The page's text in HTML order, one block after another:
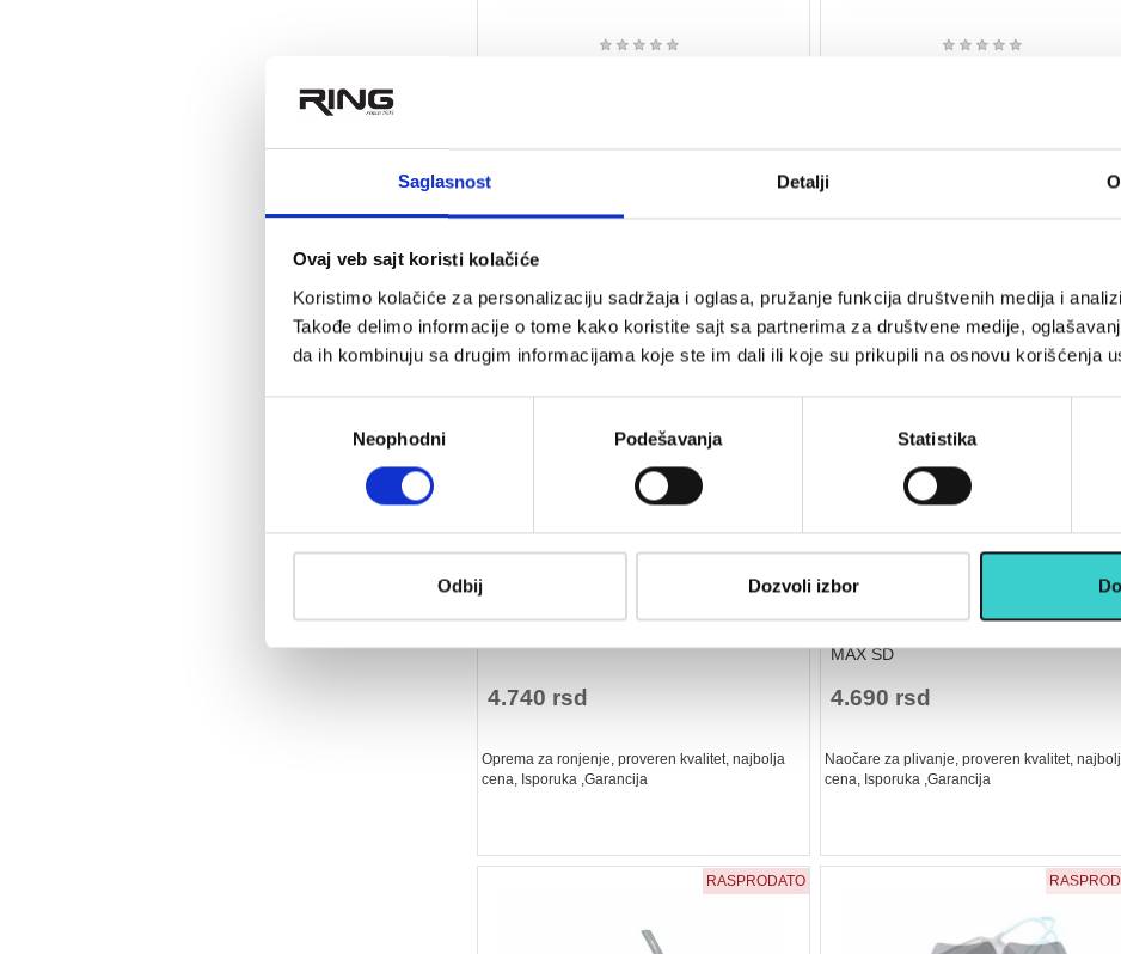
Saglasnost Detalji
Ovaj veb sajt koristi kolačiće
Koristimo kolačiće za personalizaciju sadržaja i oglasa, pružanje funkcija društvenih medija i
Takođe delimo informacije o tome kako koristite sajt sa partnerima za društvene medije,
da ih kombinuju sa drugim informacijama koje ste im dali ili koje su prikupili na osnovu korišćenja
сагласностиNeophodni Podešavanja Statistika
Odbij Dozvoli izbor
★ ★ ★ ★ ★
6.190 rsd
★ ★ ★ ★ ★
4.890 rsd
RASPRODATO
4.740 rsd
Oprema za ronjenje, proveren kvalitet, najbolja
cena, Isporuka ,Garancija
MAX SD
4.690 rsd
Naočare za plivanje, proveren kvalitet,
cena, Isporuka ,Garancija
RASPRODATO